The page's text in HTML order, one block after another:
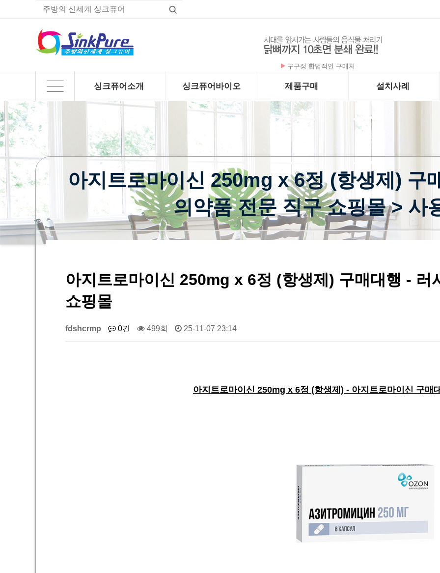
플라케닐 - 하이드록시클로로퀸 200mg x …
싱크퓨어소개 싱크퓨어바이오
제품구매
하위분류
설치사례
하위분류
아지트로마이신 250mg x 6정 (항생제) 구
의약품 전문 직구 쇼핑몰 > 사
아지트로마이신 250mg x 6정 (항생제) 구매대행 - 러
쇼핑몰
fdshcrmp 0건 499회 25-11-07 23:14
아지트로마이신 250mg x 6정 (항생제) - 아지트로마이신 구매